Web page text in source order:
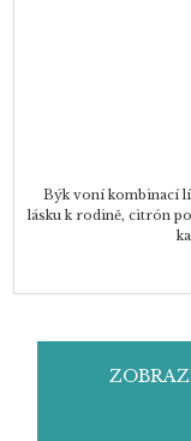
Býk voní kombinací
lásku k rodině, citrón